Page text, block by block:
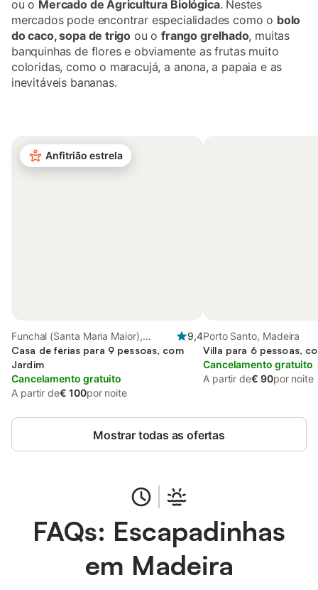
ou o Mercado de Agricultura Biológica. Nestes
mercados pode encontrar especialidades como o bolo
do caco, sopa de trigo ou ofrango grelhado, muitas
banquinhas de flores e obviamente as frutas muito
coloridas, como o maracujá, a anona, a papaia e as
inevitáveis bananas.
Anfitrião estrela
Funchal (Santa Maria Maior),
Madeira
9,4
Casa de férias para 9 pessoas, com
Jardim
Cancelamento gratuito
A partir de€ 100por noite
Porto Santo, Madeira
Villa para 6 pessoas,
Cancelamento gratuito
A partir de€ 90por noite
Mostrar todas as ofertas
FAQs: Escapadinhas
em Madeira